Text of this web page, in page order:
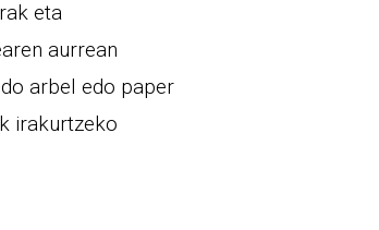
eta
aurrean
arbel edo paper
irakurtzeko